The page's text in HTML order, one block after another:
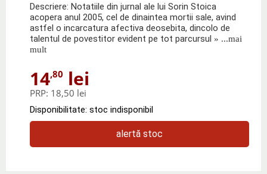
Descriere: Notatiile din jurnal ale lui Sorin Stoica
acopera anul 2005, cel de dinaintea mortii sale, avind
astfel o incarcatura afectiva deosebita, dincolo de
talentul de povestitor evident pe tot parcursul » ...mai
mult
14,80 lei
PRP: 18,50 lei
Disponibilitate: stoc indisponibil
alertă stoc